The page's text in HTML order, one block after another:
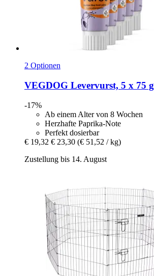
2 Optionen
VEGDOG Levervurst, 5 x 75 g
-17%
Ab einem Alter von 8 Wochen
Herzhafte Paprika-Note
Perfekt dosierbar
€ 19,32 € 23,30 (€ 51,52 / kg)
Zustellung bis 14. August